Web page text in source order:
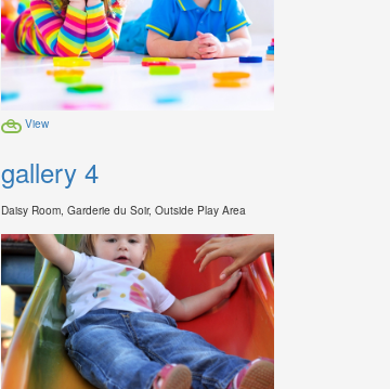
View
gallery 4
Daisy Room, Garderie du Soir, Outside Play Area